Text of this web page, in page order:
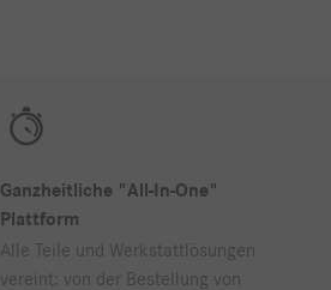
Ganzheitliche "All-In-One"
Plattform
Alle Teile und Werkstattlösungen
vereint: von der Bestellung von